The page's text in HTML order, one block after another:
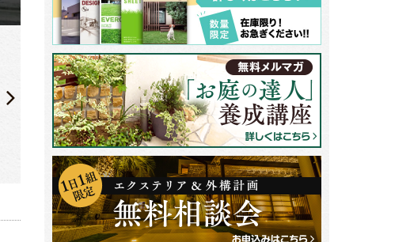
けました。全体がふんわりと甘くなりすぎないよう引き締める役目を果たして